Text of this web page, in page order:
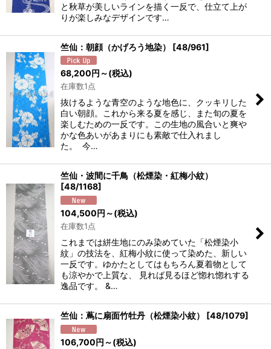
と秋草が美しいラインを描く一反で、仕立て上が
りが楽しみなデザインです…
竺仙：朝顔（かげろう地染） [48/961]
68,200円 ～(税込)
在庫数1点
抜けるような青空のような地色に、クッキリした
白い朝顔。これから来る夏を感じ、また旬の夏を
楽しむための一反です。この生地の風合いと爽や
かな色あいがあまりにも素敵で仕入れまし
た。 今…
竺仙・波間に千鳥（松煙染・紅梅小紋）
[48/1168]
104,500円 ～(税込)
在庫数1点
これまでは絣生地にのみ染めていた「松煙染小
紋」の技法を、紅梅小紋に使って染めた、新しい
一反です。ゆかたとしてはもちろん夏着物として
も涼やかで上質な、 見れば見るほど惚れ惚れする
逸品です。 &…
竺仙：蔦に扇面竹牡丹（松煙染小紋） [48/1079]
106,700円 ～(税込)